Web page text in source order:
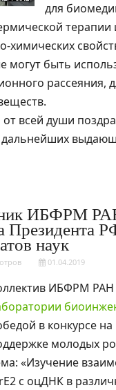
для
терапии
химических
могут быть
всей души
дальнейших
ИБФРМ
Президента
наук
01.04.2019
ИБФРМ РАН
в конкурсе
молодых
«Изучение
с оцДНК в